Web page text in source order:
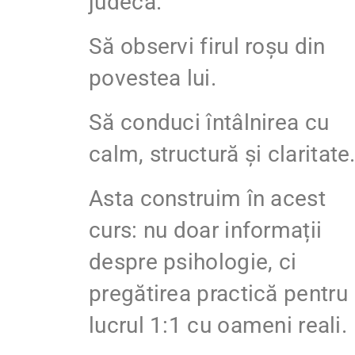
Să observi firul roșu din
povestea lui.
Să conduci întâlnirea cu
calm, structură și claritate.
Asta construim în acest
curs: nu doar informații
despre psihologie, ci
pregătirea practică pentru
lucrul 1:1 cu oameni reali.